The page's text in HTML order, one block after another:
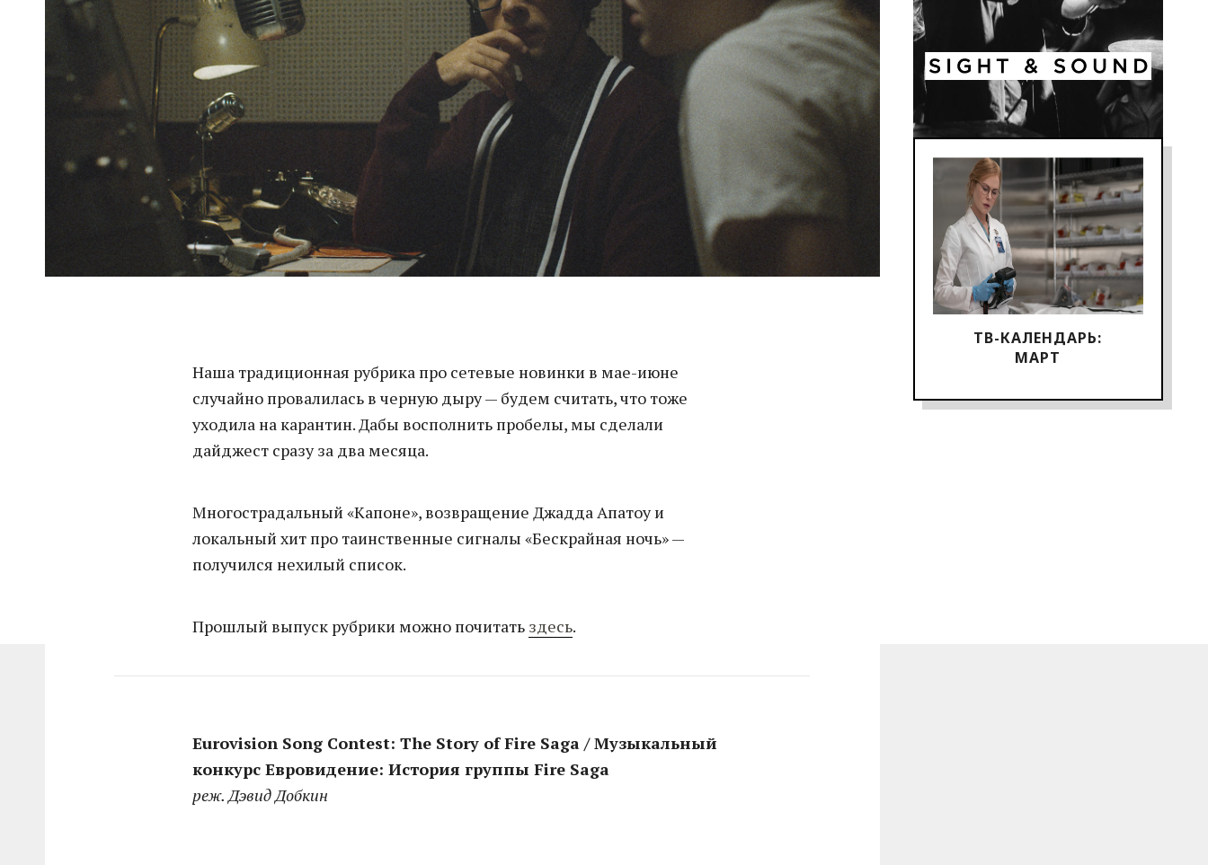
ТВ-КАЛЕНДАРЬ:
МАРТ
Наша традиционная рубрика про сетевые новинки в мае-июне
случайно провалилась в черную дыру — будем считать, что тоже
уходила на карантин. Дабы восполнить пробелы, мы сделали
дайджест сразу за два месяца.
Многострадальный «Капоне», возвращение Джадда Апатоу и
локальный хит про таинственные сигналы «Бескрайная ночь» —
получился нехилый список.
Прошлый выпуск рубрики можно почитать здесь.
Eurovision Song Contest: The Story of Fire Saga / Музыкальный
конкурс Евровидение: История группы Fire Saga
реж. Дэвид Добкин